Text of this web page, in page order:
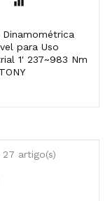
para Uso
1' 237~983 Nm
artigo(s)